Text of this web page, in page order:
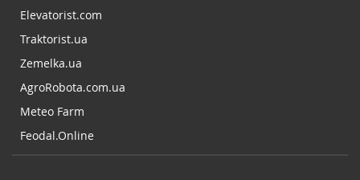
Elevatorist.com
Traktorist.ua
Zemelka.ua
AgroRobota.com.ua
Meteo Farm
Feodal.Online